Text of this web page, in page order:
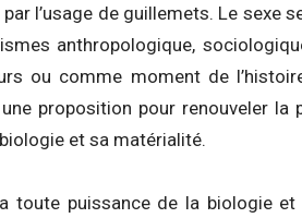
l’usage de guillemets. Le sexe
anthropologique,
ou comme moment de
proposition pour renouveler la
et sa matérialité.
toute puissance de la biologie